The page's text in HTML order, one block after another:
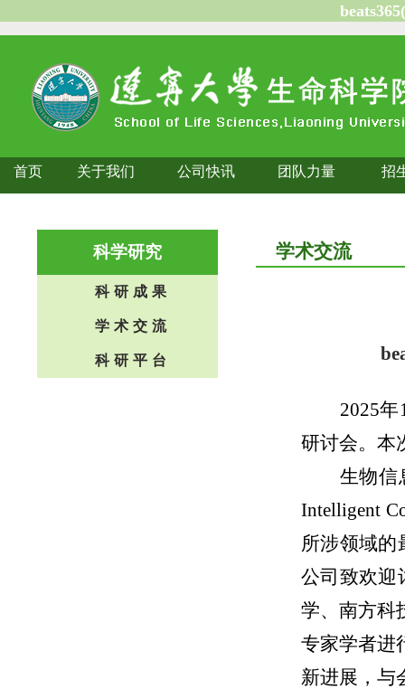
首页 关于我们 公司快讯 团队力量 招
科学研究
科研成果
学术交流
科研平台
学术交流
2025年
研讨会。本
生物信
Intelligent
所涉领域的
公司致欢迎
学、南方科
专家学者进
新进展，与